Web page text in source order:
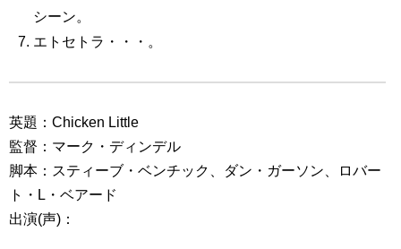
シーン。
エトセトラ・・・。
英題：Chicken Little
監督：マーク・ディンデル
脚本：スティーブ・ベンチック、ダン・ガーソン、ロバー
ト・L・ベアード
出演(声)：